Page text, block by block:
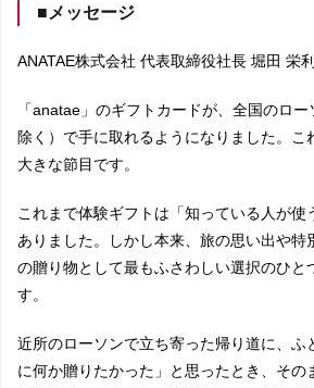
■メッセージ
ANATAE株式会社 代表取締役社長 堀田 栄
「anatae」のギフトカードが、全国のロ
除く）で手に取れるようになりました。こ
大きな節目です。
これまで体験ギフトは「知っている人が使
ありました。しかし本来、旅の思い出や特
の贈り物として最もふさわしい選択のひと
す。
近所のローソンで立ち寄った帰り道に、ふ
に何か贈りたかった」と思ったとき、その